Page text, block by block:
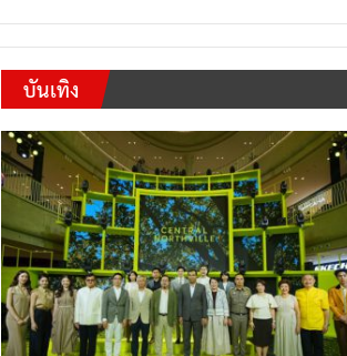
บันเทิง